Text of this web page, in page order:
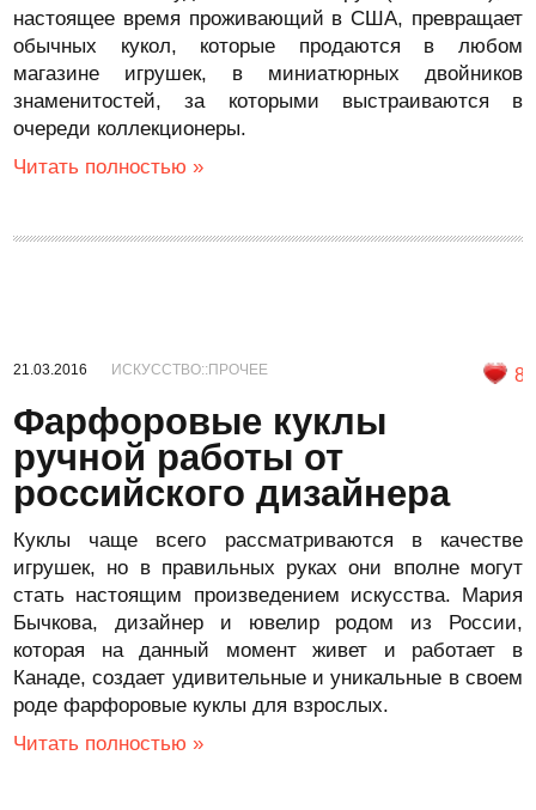
настоящее время проживающий в США, превращает
обычных кукол, которые продаются в любом
магазине игрушек, в миниатюрных двойников
знаменитостей, за которыми выстраиваются в
очереди коллекционеры.
Читать полностью »
21.03.2016 ИСКУССТВО::ПРОЧЕЕ 8
Фарфоровые куклы
ручной работы от
российского дизайнера
Куклы чаще всего рассматриваются в качестве
игрушек, но в правильных руках они вполне могут
стать настоящим произведением искусства. Мария
Бычкова, дизайнер и ювелир родом из России,
которая на данный момент живет и работает в
Канаде, создает удивительные и уникальные в своем
роде фарфоровые куклы для взрослых.
Читать полностью »